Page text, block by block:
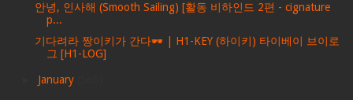
안녕, 인사해 (Smooth Sailing) [활동 비하인드 2편 - cignature
p...
기다려라 짱이키가 간다🕶️ | H1-KEY (하이키) 타이베이 브이로
그 [H1-LOG]
January